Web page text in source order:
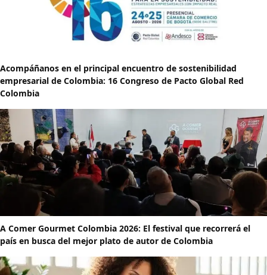
Acompáñanos en el principal encuentro de sostenibilidad
empresarial de Colombia: 16 Congreso de Pacto Global Red
Colombia
A Comer Gourmet Colombia 2026: El festival que recorrerá el
país en busca del mejor plato de autor de Colombia